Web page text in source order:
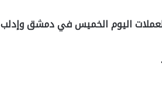
اليوم الخميس في دمشق وإدلب